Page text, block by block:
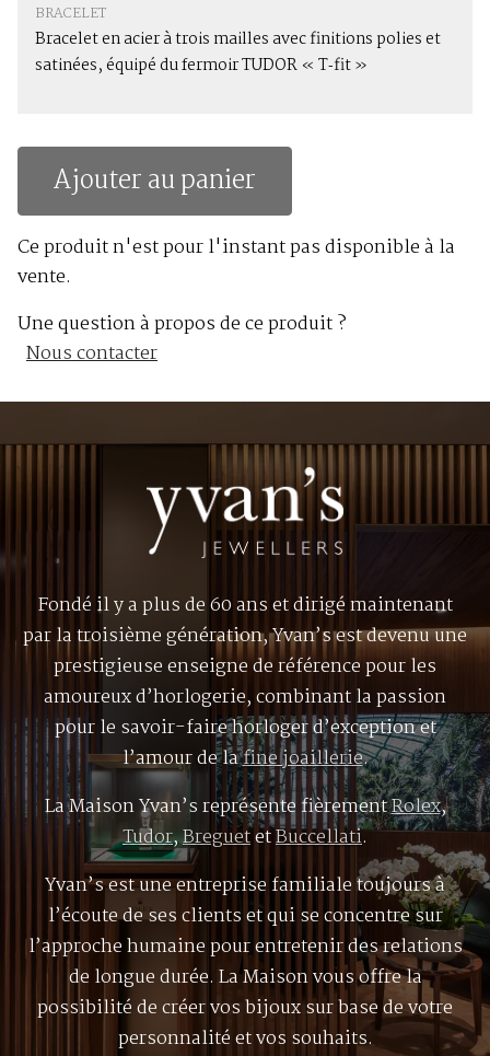
BRACELET
Bracelet en acier à trois mailles avec finitions polies et
satinées, équipé du fermoir TUDOR « T‑fit »
Ajouter au panier
Ce produit n'est pour l'instant pas disponible à la
vente.
Une question à propos de ce produit ?
Nous contacter
Fondé il y a plus de 60 ans et dirigé maintenant
par la troisième génération, Yvan’s est devenu une
prestigieuse enseigne de référence pour les
amoureux d’horlogerie, combinant la passion
pour le savoir-faire horloger d’exception et
l’amour de lafine joaillerie.
La Maison Yvan’s représente fièrementRolex,
Tudor,BreguetetBuccellati.
Yvan’s est une entreprise familiale toujours à
l’écoute de ses clients et qui se concentre sur
l’approche humaine pour entretenir des relations
de longue durée. La Maison vous offre la
possibilité de créer vos bijoux sur base de votre
personnalité et vos souhaits.